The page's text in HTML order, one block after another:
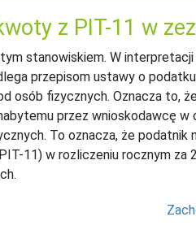
z PIT-11 w
stanowiskiem. W interpretacji
przepisom ustawy o
osób fizycznych. Oznacza to,
przez wnioskodawcę w
To oznacza, że podatnik
11) w rozliczeniu rocznym za